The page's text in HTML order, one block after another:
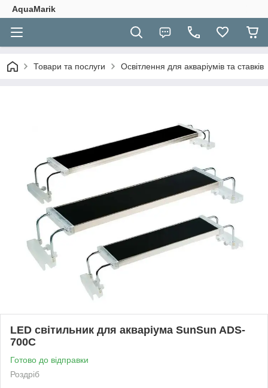
AquaMarik
Товари та послуги Освітлення для акваріумів та ставків
LED світильник для акваріума SunSun ADS-
700C
Готово до відправки
Роздріб